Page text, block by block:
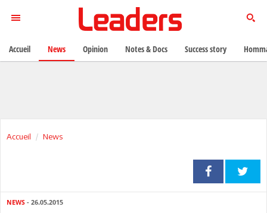
Accueil News
NEWS - 26.05.2015
Accueil News Opinion Notes & Docs Success story